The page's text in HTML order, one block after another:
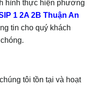
hình thực hiện phương
1 2A 2B Thuận An
tin cho quý khách
tôi tồn tại và hoạt